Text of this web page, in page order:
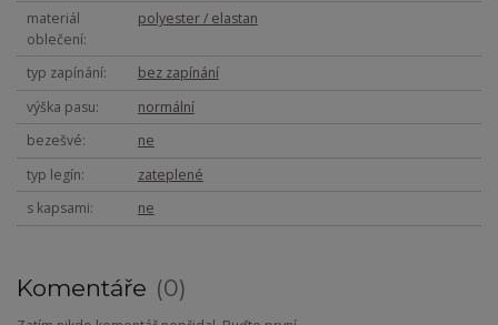
materiál
oblečení
polyester / elastan
typ zapínání
bez zapínání
výška pasu
normální
bezešvé
ne
typ legín
zateplené
s kapsami
ne
Komentáře 0